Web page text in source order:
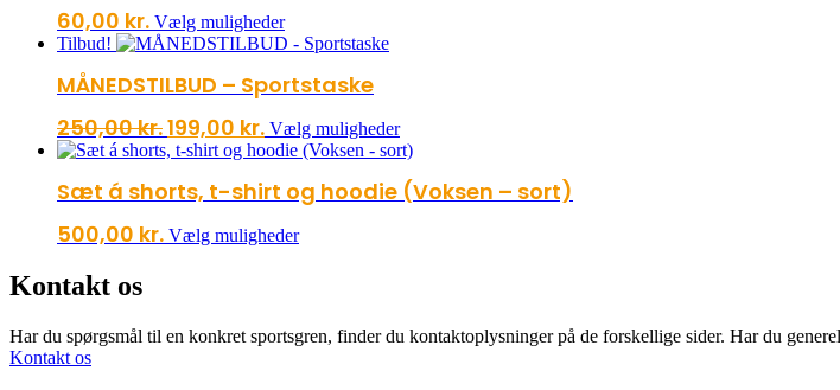
Mulighederne
kan
vælges
på
60,00 kr. Vælg mulighederDette
vare
flere
Mulighederne
kan
vælges
på
varesiden
Tilbud!
MÅNEDSTILBUD – Sportstaske
250,00kr.Den
oprindelige
var:
250,00 kr..
199,00 kr.Den
aktuelle
er:
199,00 kr..
Vælg mulighederDette
vare
har
flere
varianter.
Sæt á shorts, t-shirt og hoodie (Voksen – sort)
500,00 kr. Vælg mulighederDette
Mulighederne
Kontakt os
Har du spørgsmål til en konkret sportsgren, finder du kontaktoplysninger på de forskellige sider. Har du
Kontakt os